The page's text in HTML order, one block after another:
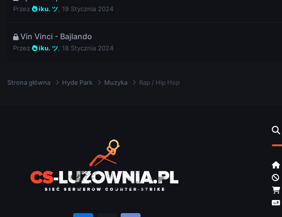
Przez iku. ツ 19 Stycznia 2024
Vin Vinci - Bajlando
Przez iku. ツ 18 Stycznia 2024
Strona główna Hyde Park Muzyka Rap / Hip Hop